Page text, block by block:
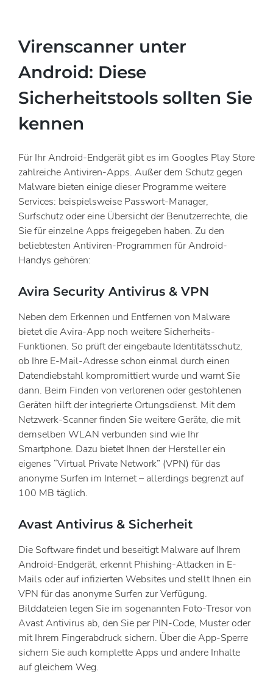
Virenscanner unter
Android: Diese
Sicherheitstools sollten Sie
kennen
Für Ihr Android-Endgerät gibt es im Googles Play Store
zahlreiche Antiviren-Apps. Außer dem Schutz gegen
Malware bieten einige dieser Programme weitere
Services: beispielsweise Passwort-Manager,
Surfschutz oder eine Übersicht der Benutzerrechte, die
Sie für einzelne Apps freigegeben haben. Zu den
beliebtesten Antiviren-Programmen für Android-
Handys gehören:
Avira Security Antivirus & VPN
Neben dem Erkennen und Entfernen von Malware
bietet die Avira-App noch weitere Sicherheits-
Funktionen. So prüft der eingebaute Identitätsschutz,
ob Ihre E-Mail-Adresse schon einmal durch einen
Datendiebstahl kompromittiert wurde und warnt Sie
dann. Beim Finden von verlorenen oder gestohlenen
Geräten hilft der integrierte Ortungsdienst. Mit dem
Netzwerk-Scanner finden Sie weitere Geräte, die mit
demselben WLAN verbunden sind wie Ihr
Smartphone. Dazu bietet Ihnen der Hersteller ein
eigenes “Virtual Private Network” (VPN) für das
anonyme Surfen im Internet – allerdings begrenzt auf
100 MB täglich.
Avast Antivirus & Sicherheit
Die Software findet und beseitigt Malware auf Ihrem
Android-Endgerät, erkennt Phishing-Attacken in E-
Mails oder auf infizierten Websites und stellt Ihnen ein
VPN für das anonyme Surfen zur Verfügung.
Bilddateien legen Sie im sogenannten Foto-Tresor von
Avast Antivirus ab, den Sie per PIN-Code, Muster oder
mit Ihrem Fingerabdruck sichern. Über die App-Sperre
sichern Sie auch komplette Apps und andere Inhalte
auf gleichem Weg.